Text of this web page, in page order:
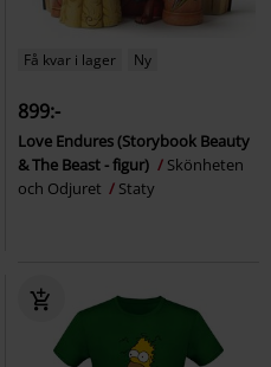
Få kvar i lager Ny
899:-
Love Endures (Storybook Beauty
& The Beast - figur)
Skönheten
och Odjuret
Staty